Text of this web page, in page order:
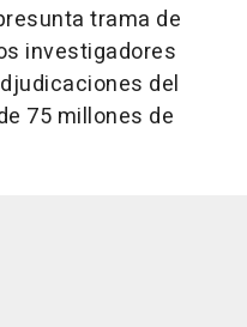
trama de
investigadores
del
75 millones de